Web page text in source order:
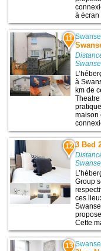
à écran
11
à
km de
maison
12 3 Bed
Group
ces
Cette
13